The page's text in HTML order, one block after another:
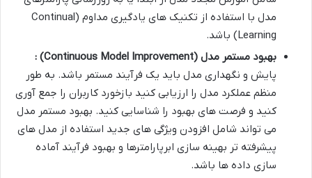
مدل با استفاده از تکنیک های یادگیری مداوم (Continual
Learning) باشد.
بهبود مستمر مدل (Continuous Model Improvement)
:
پایش و نگهداری مدل باید یک فرآیند مستمر باشد. به طور
منظم عملکرد مدل را ارزیابی کنید بازخورد کاربران را جمع آوری
کنید و فرصت های بهبود را شناسایی کنید. بهبود مستمر مدل
می تواند شامل افزودن ویژگی های جدید استفاده از مدل های
پیشرفته تر بهینه سازی ابرپارامترها و بهبود فرآیند آماده
سازی داده ها باشد.